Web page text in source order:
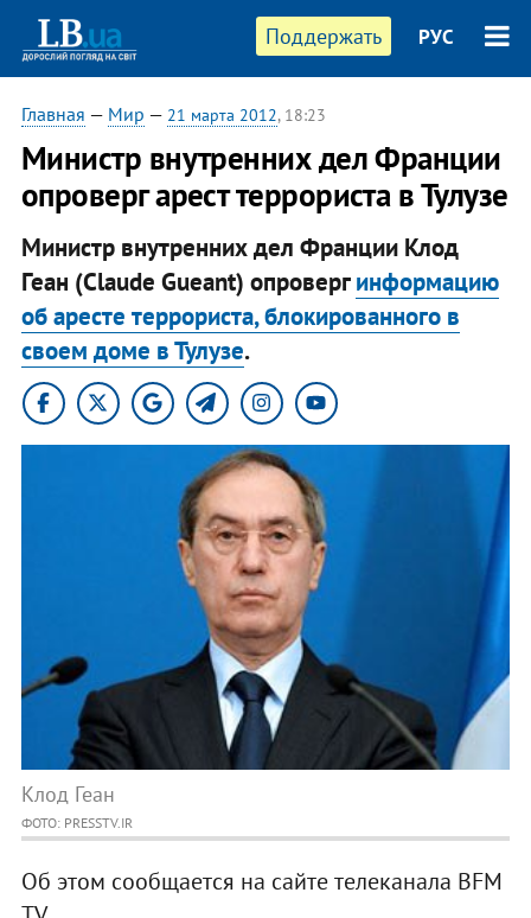
Поддержать РУС
Главная — Мир — 21 марта 2012, 18:23
​Министр внутренних дел Франции
опроверг арест террориста в Тулузе
Министр внутренних дел Франции Клод
Геан (Claude Gueant) опровергинформацию
об аресте террориста, блокированного в
своем доме в Тулузе.
Клод Геан
ФОТО: PRESSTV.IR
Об этом сообщается на сайте телеканала BFM